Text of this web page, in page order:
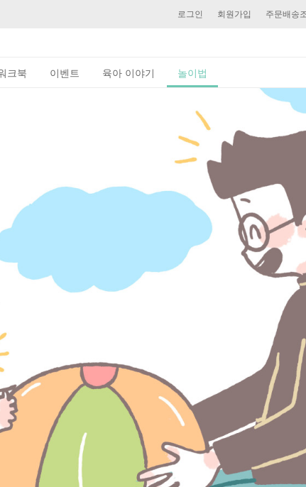
로그인 회원가입 주문배송
크북 이벤트 육아 이야기 놀이법